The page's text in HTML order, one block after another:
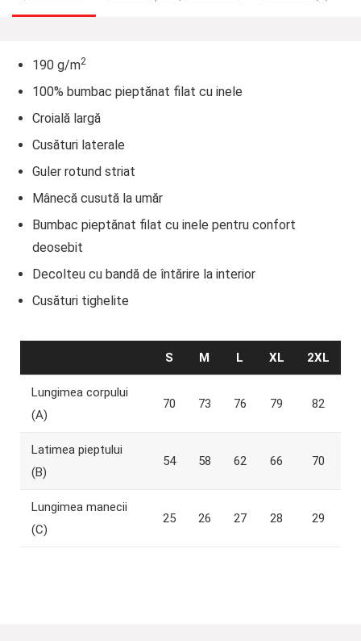
190 g/m2
100% bumbac pieptănat filat cu inele
Croială largă
Cusături laterale
Guler rotund striat
Mânecă cusută la umăr
Bumbac pieptănat filat cu inele pentru confort
deosebit
Decolteu cu bandă de întărire la interior
Cusături tighelite
S M L XL 2XL
Lungimea corpului
(A)
70 73 76 79 82
Latimea pieptului
(B)
54 58 62 66 70
Lungimea manecii
(C)
25 26 27 28 29